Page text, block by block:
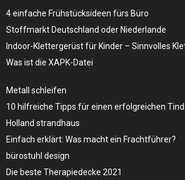
4 einfache Frühstücksideen fürs Büro
Stoffmarkt Deutschland oder Niederlande
Indoor-Klettergerüst für Kinder – Sinnvolles
Was ist die XAPK-Datei
Metall schleifen
10 hilfreiche Tipps für einen erfolgreichen
Holland strandhaus
Einfach erklärt: Was macht ein Frachtführer?
bürostuhl design
Die beste Therapiedecke 2021